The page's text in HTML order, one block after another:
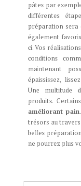
pâtes par
différentes
préparation sera
également
ci. Vos
conditions
maintenant
épaississez,
Une multitude
produits.
améliorant pain
trésors au
belles
ne pourrez plus